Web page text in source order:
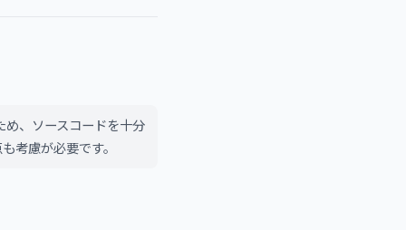
め、ソースコードを十分
考慮が必要です。